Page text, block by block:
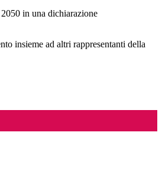
in una dichiarazione
insieme ad altri rappresentanti della